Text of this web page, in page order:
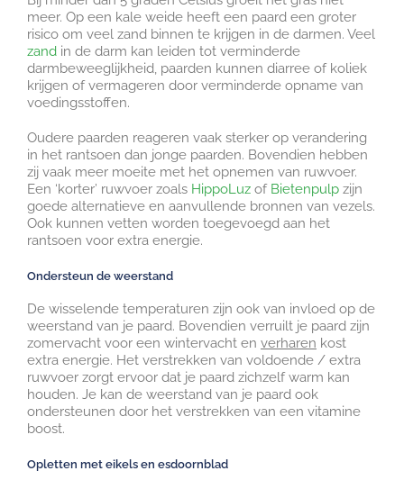
meer. Op een kale weide heeft een paard een groter
risico om veel zand binnen te krijgen in de darmen. Veel
zandin de darm kan leiden tot verminderde
darmbeweeglijkheid, paarden kunnen diarree of koliek
krijgen of vermageren door verminderde opname van
voedingsstoffen.
Oudere paarden reageren vaak sterker op verandering
in het rantsoen dan jonge paarden. Bovendien hebben
zij vaak meer moeite met het opnemen van ruwvoer.
Een ‘korter’ ruwvoer zoals HippoLuzof Bietenpulpzijn
goede alternatieve en aanvullende bronnen van vezels.
Ook kunnen vetten worden toegevoegd aan het
rantsoen voor extra energie.
Ondersteun de weerstand
De wisselende temperaturen zijn ook van invloed op de
weerstand van je paard. Bovendien verruilt je paard zijn
zomervacht voor een wintervacht en verharen kost
extra energie. Het verstrekken van voldoende / extra
ruwvoer zorgt ervoor dat je paard zichzelf warm kan
houden. Je kan de weerstand van je paard ook
ondersteunen door het verstrekken van een vitamine
boost.
Opletten met eikels en esdoornblad